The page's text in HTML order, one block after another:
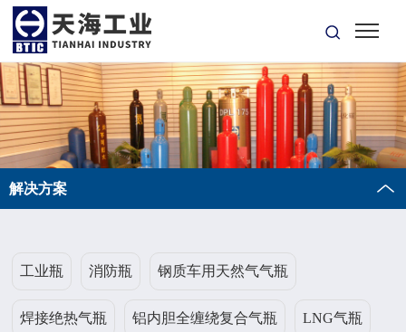
解决方案
工业瓶 消防瓶 钢质车用天然气气瓶
焊接绝热气瓶 铝内胆全缠绕复合气瓶 LNG气瓶